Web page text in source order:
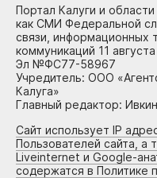
Портал Калуги и
как СМИ Федеральной
связи, информационных
коммуникаций 11
Эл №ФС77-58967
Учредитель: ООО
Калуга»
Главный редактор:
Сайт использует IP
Пользователей сайта, а
Liveinternet и Google-
содержатся в Политике